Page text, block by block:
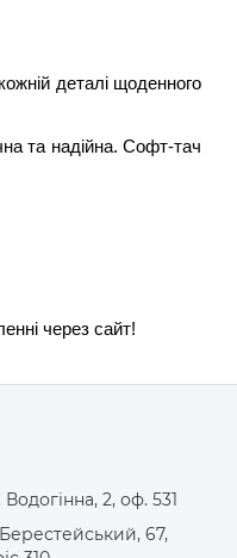
деталі щоденного
та надійна. Софт-тач
через сайт!
2, оф. 531
67,